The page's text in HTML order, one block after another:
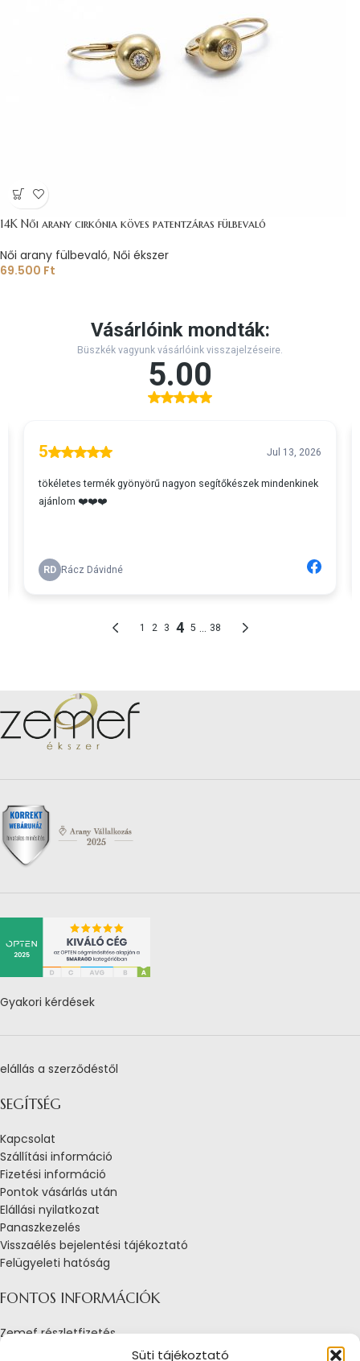
Süti tájékoztató
14K Női arany cirkónia köves patentzáras fülbevaló
Női arany fülbevaló, Női ékszer
69.500 Ft
Gyakori kérdések
elállás a szerződéstől
SEGÍTSÉG
Kapcsolat
Szállítási információ
Fizetési információ
Pontok vásárlás után
Elállási nyilatkozat
Panaszkezelés
Visszaélés bejelentési tájékoztató
Felügyeleti hatóság
FONTOS INFORMÁCIÓK
Zemef részletfizetés
Adatkezelési tájékoztató